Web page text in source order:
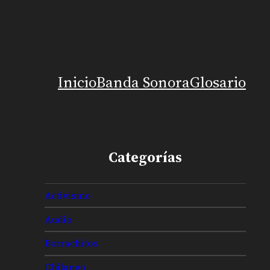
InicioBanda SonoraGlosario
Categorías
Activismo
Audio
Borrachitos
Chilango